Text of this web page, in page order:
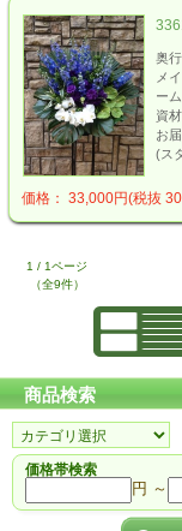
奥
メ
ー
資
お
(ス
価格： 33,000円(税抜
1 / 1ページ
（全9件）
商品検索
価格帯検索
円 ～